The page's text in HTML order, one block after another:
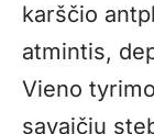
karščio
atmintis,
Vieno
savaičių